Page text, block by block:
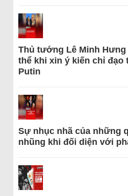
Thủ tướng Lê Minh
thể khi xin ý kiến chỉ đạo
Putin
Sự nhục nhã của những
nhũng khi đối diện với